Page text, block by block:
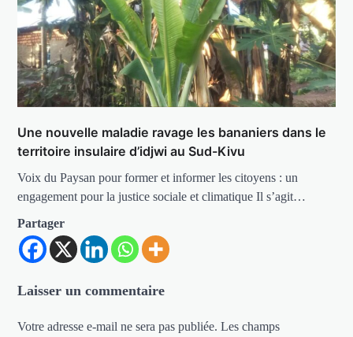
Une nouvelle maladie ravage les bananiers dans le
territoire insulaire d’idjwi au Sud-Kivu
Voix du Paysan pour former et informer les citoyens : un
engagement pour la justice sociale et climatique Il s’agit…
Partager
Laisser un commentaire
Votre adresse e-mail ne sera pas publiée. Les champs